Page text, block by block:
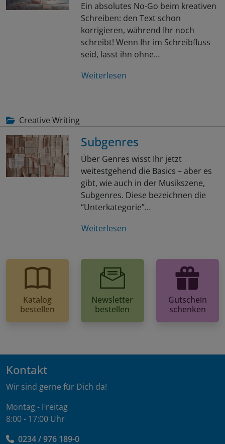
Ein absolutes No-Go beim kreativen
Schreiben: den Text schon
korrigieren, während Ihr noch
schreibt! Wenn Ihr im Schreibfluss
seid, lasst ihn ohne…
Weiterlesen
Creative Writing
Subgenres
Über Genres wisst Ihr jetzt
weitestgehend die Basics – aber es
gibt, wie auch in der Musikszene,
Subgenres. Diese bezeichnen die
“Unterkategorie”…
Weiterlesen
Katalog
bestellen
Newsletter
bestellen
Gutschein
schenken
Kontakt
Wir sind gerne für Dich da!
Montag - Freitag
8:00 - 17:00 Uhr
0234 / 976 189-0